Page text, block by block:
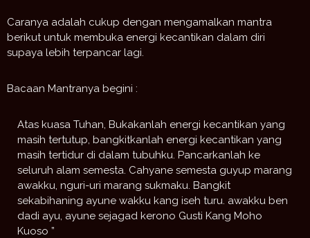
Caranya adalah cukup dengan mengamalkan mantra
berikut untuk membuka energi kecantikan dalam diri
supaya lebih terpancar lagi.
Bacaan Mantranya begini :
Atas kuasa Tuhan, Bukakanlah energi kecantikan yang
masih tertutup, bangkitkanlah energi kecantikan yang
masih tertidur di dalam tubuhku. Pancarkanlah ke
seluruh alam semesta. Cahyane semesta guyup marang
awakku, nguri-uri marang sukmaku. Bangkit
sekabihaning ayune wakku kang iseh turu. awakku ben
dadi ayu, ayune sejagad kerono Gusti Kang Moho
Kuoso ”